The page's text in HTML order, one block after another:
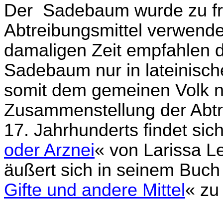
Der Sadebaum wurde zu
Abtreibungsmittel
damaligen Zeit empfahlen
Sadebaum nur in
somit dem gemeinen Volk
Zusammenstellung der
17. Jahrhunderts findet
oder Arznei« von Larissa
äußert sich in seinem
Gifte und andere Mittel «